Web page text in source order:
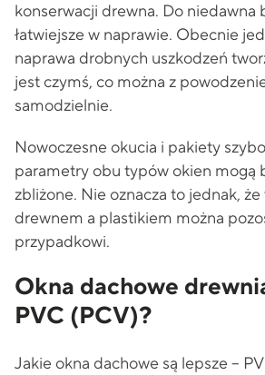
konserwacji drewna. Do niedawna
łatwiejsze w naprawie. Obecnie
naprawa drobnych uszkodzeń
jest czymś, co można z
samodzielnie.
Nowoczesne okucia i pakiety
parametry obu typów okien mogą
zbliżone. Nie oznacza to jednak,
drewnem a plastikiem można
przypadkowi.
Okna dachowe
PVC (PCV)?
Jakie okna dachowe są lepsze –